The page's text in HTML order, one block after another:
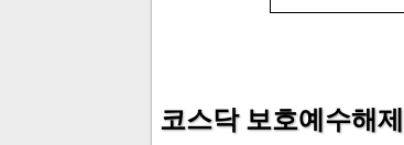
코스닥 보호예수해제